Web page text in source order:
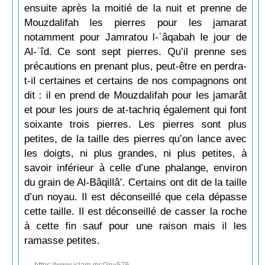
ensuite après la moitié de la nuit et prenne de
Mouzdalifah les pierres pour les jamarat
notamment pour Jamratou l-ʿâqabah le jour de
Al-ʿîd. Ce sont sept pierres. Qu’il prenne ses
précautions en prenant plus, peut-être en perdra-
t-il certaines et certains de nos compagnons ont
dit : il en prend de Mouzdalifah pour les jamarât
et pour les jours de at-tachriq également qui font
soixante trois pierres. Les pierres sont plus
petites, de la taille des pierres qu’on lance avec
les doigts, ni plus grandes, ni plus petites, à
savoir inférieur à celle d’une phalange, environ
du grain de Al-Bâqillâ’. Certains ont dit de la taille
d’un noyau. Il est déconseillé que cela dépasse
cette taille. Il est déconseillé de casser la roche
à cette fin sauf pour une raison mais il les
ramasse petites.